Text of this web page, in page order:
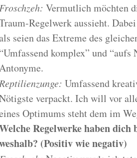
Vermutlich möchten
Regelwerk aussieht.
seien das Extreme des
“Umfassend komplex” und
Umfassend
verpackt. Ich will vor
Optimums steht dem im
Regelwerke haben
(Positiv wie negativ)